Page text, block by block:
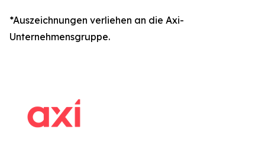
*Auszeichnungen verliehen an die Axi-
Unternehmensgruppe.